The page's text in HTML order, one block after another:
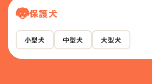
保護犬
小型犬 中型犬 大型犬